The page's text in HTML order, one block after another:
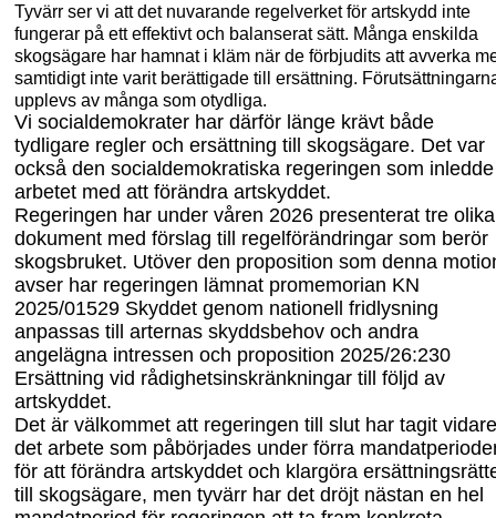
Tyvärr ser vi att det nuvarande regelverket för artskydd inte
fungerar på ett effektivt och balanserat sätt. Många enskilda
skogsägare har hamnat i kläm när de förbjudits att avverka
samtidigt inte varit berättigade till ersättning.
upplevs av många som otydliga.
Vi socialdemokrater har därför länge krävt både
tydligare regler och ersättning till skogsägare. Det var
också den socialdemokratiska regeringen som inledde
arbetet med att förändra artskyddet.
Regeringen har under våren 2026 presenterat tre olika
dokument med förslag till regelförändringar som berör
skogsbruket. Utöver den proposition som denna
avser har regeringen lämnat promemorian KN
2025/01529 Skyddet genom nationell fridlysning
anpassas till arternas skyddsbehov och andra
angelägna intressen och proposition 2025/26:230
Ersättning vid rådighetsinskränkningar till följd av
artskyddet.
Det är välkommet att regeringen till slut har tagit vidare
det arbete som påbörjades under förra
för att förändra artskyddet och klargöra
till skogsägare, men tyvärr har det dröjt nästan en hel